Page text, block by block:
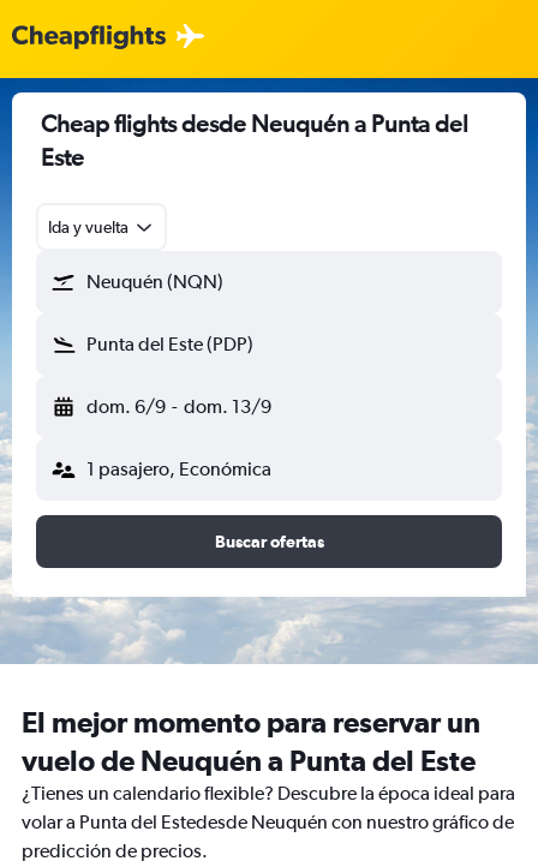
Cheap flights desde Neuquén a Punta del
Este
Ida y vuelta
Neuquén (NQN)
Punta del Este (PDP)
dom. 6/9 - dom. 13/9
1 pasajero, Económica
Buscar ofertas
El mejor momento para reservar un
vuelo de Neuquén a Punta del Este
¿Tienes un calendario flexible? Descubre la época ideal para
volar a Punta del Estedesde Neuquén con nuestro gráfico de
predicción de precios.